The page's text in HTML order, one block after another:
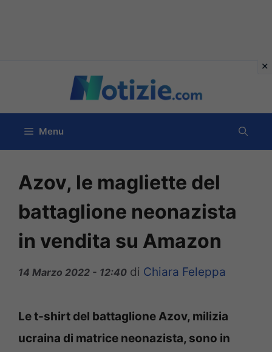
contenuto
Menu
Azov, le magliette del
battaglione neonazista
in vendita su Amazon
14 Marzo 2022 - 12:40 di Chiara Feleppa
Le t-shirt del battaglione Azov, milizia
ucraina di matrice neonazista, sono in